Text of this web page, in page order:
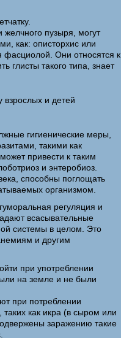
желчного пузыря, могут
как: описторхис или
фасциолой. Они относятся к
глисты такого типа, знает
гигиенические меры,
такими как
привести к таким
и энтеробиоз.
способны поглощать
организмом.
регуляция и
всасывательные
системы в целом. Это
и другим
при употреблении
на земле и не были
при потреблении
таких как икра (в сыром или
заражению такие